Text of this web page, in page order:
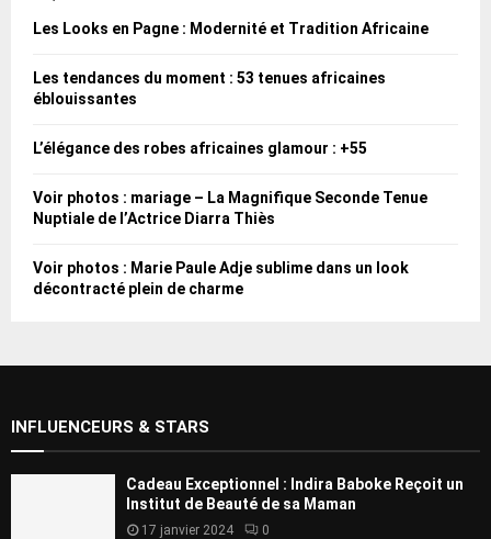
Les Looks en Pagne : Modernité et Tradition Africaine
Les tendances du moment : 53 tenues africaines
éblouissantes
L’élégance des robes africaines glamour : +55
Voir photos : mariage – La Magnifique Seconde Tenue
Nuptiale de l’Actrice Diarra Thiès
Voir photos : Marie Paule Adje sublime dans un look
décontracté plein de charme
INFLUENCEURS & STARS
Cadeau Exceptionnel : Indira Baboke Reçoit un
Institut de Beauté de sa Maman
17 janvier 2024 0